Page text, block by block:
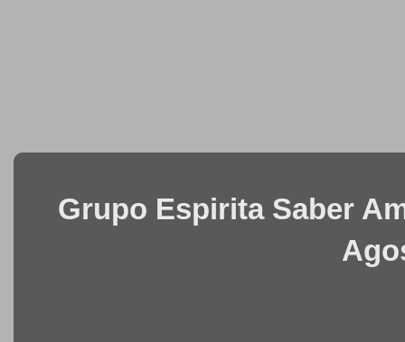
Grupo Espirita Saber